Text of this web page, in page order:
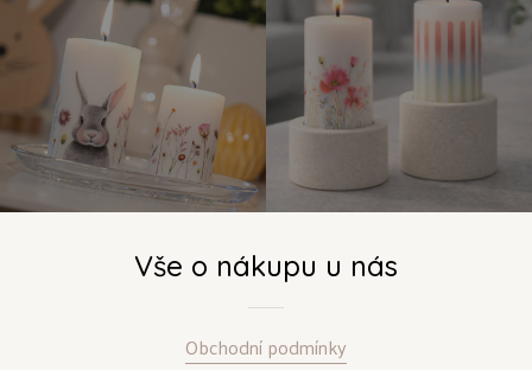
Vše o nákupu u nás
Obchodní podmínky